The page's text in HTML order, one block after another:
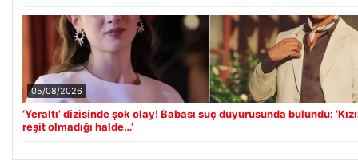
05/08/2026
‘Yeraltı’ dizisinde şok olay! Babası suç duyurusunda bulundu:
reşit olmadığı halde…’